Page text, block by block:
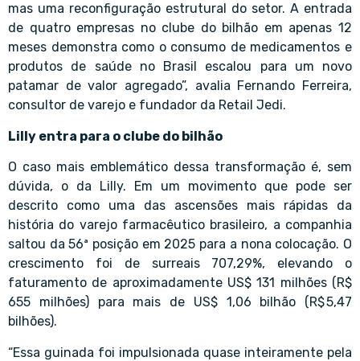
mas uma reconfiguração estrutural do setor. A entrada
de quatro empresas no clube do bilhão em apenas 12
meses demonstra como o consumo de medicamentos e
produtos de saúde no Brasil escalou para um novo
patamar de valor agregado”, avalia Fernando Ferreira,
consultor de varejo e fundador da Retail Jedi.
Lilly entra para o clube do bilhão
O caso mais emblemático dessa transformação é, sem
dúvida, o da Lilly. Em um movimento que pode ser
descrito como uma das ascensões mais rápidas da
história do varejo farmacêutico brasileiro, a companhia
saltou da 56ª posição em 2025 para a nona colocação. O
crescimento foi de surreais 707,29%, elevando o
faturamento de aproximadamente US$ 131 milhões (R$
655 milhões) para mais de US$ 1,06 bilhão (R$ 5,47
bilhões).
“Essa guinada foi impulsionada quase inteiramente pela